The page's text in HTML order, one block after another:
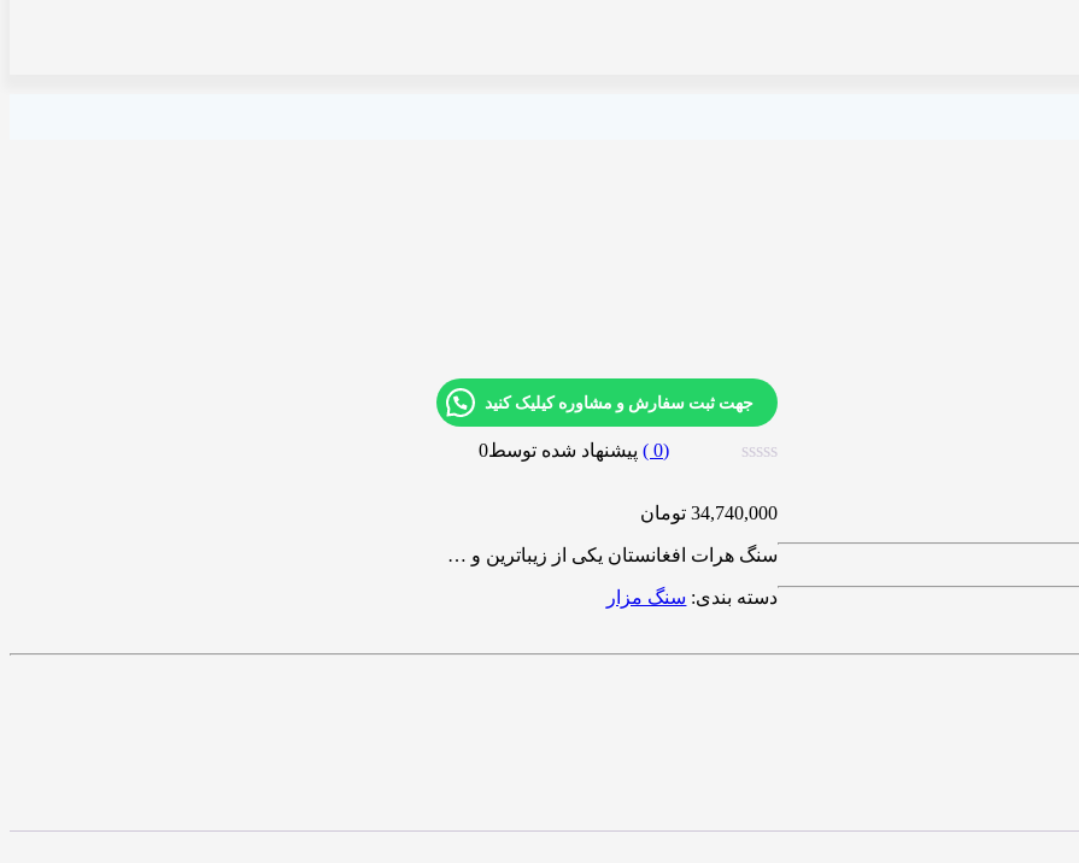
جهت ثبت سفارش و مشاوره کیلیک کنید
0
) پیشنهاد شده توسط0
34,740,000 تومان
سنگ هرات افغانستان یکی از زیباترین و …
دسته بندی: سنگ مزار